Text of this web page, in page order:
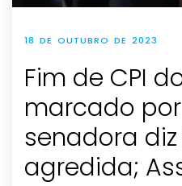
18 DE OUTUBRO DE 2023
Fim de CPI
marcado
senadora
agredida;